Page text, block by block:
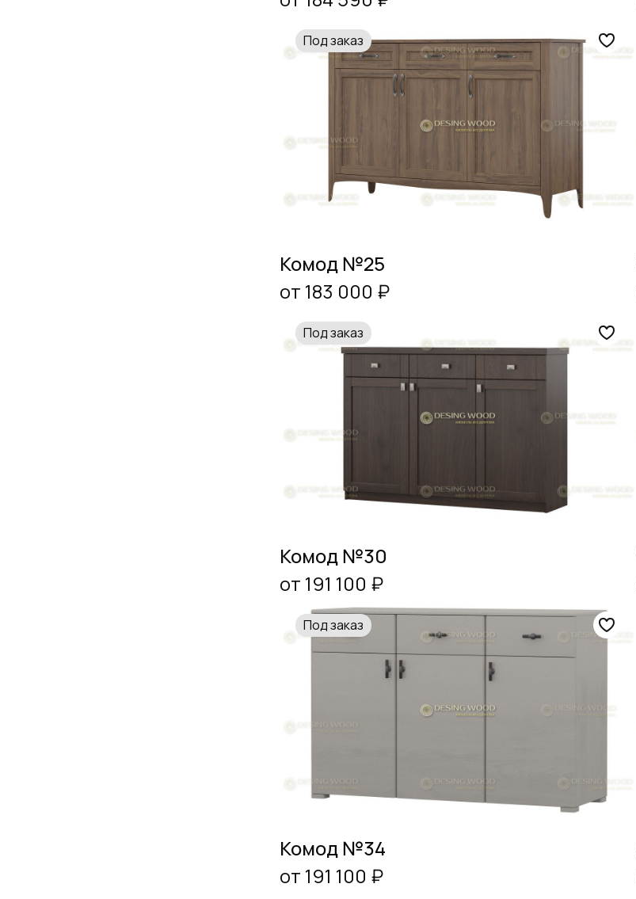
Под заказ
Комод №25
от 183 000 ₽
Под заказ
Комод №30
от 191 100 ₽
Под заказ
Комод №34
от 191 100 ₽